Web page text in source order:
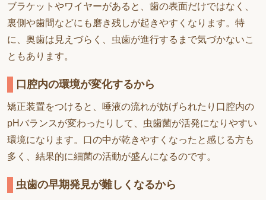
ブラケットやワイヤーがあると、歯の表面だけではなく、
裏側や歯間などにも磨き残しが起きやすくなります。特
に、奥歯は見えづらく、虫歯が進行するまで気づかないこ
ともあります。
口腔内の環境が変化するから
矯正装置をつけると、唾液の流れが妨げられたり口腔内の
pHバランスが変わったりして、虫歯菌が活発になりやすい
環境になります。口の中が乾きやすくなったと感じる方も
多く、結果的に細菌の活動が盛んになるのです。
虫歯の早期発見が難しくなるから